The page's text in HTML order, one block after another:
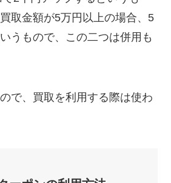
取金額が5万円以上の場合、5
うもので、この二つは併用も
で、買取を利用する際は使わ